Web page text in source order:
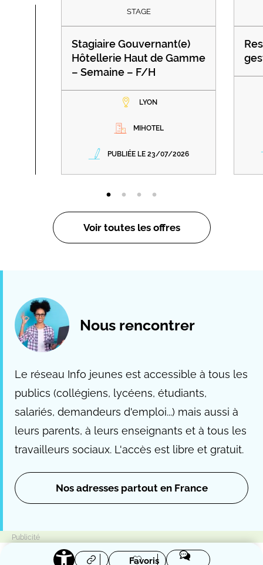
STAGE
Stagiaire Gouvernant(e)
Hôtellerie Haut de Gamme
– Semaine – F/H
LYON
MIHOTEL
PUBLIÉE LE 23/07/2026
Voir toutes les offres
Nous rencontrer
Le réseau Info jeunes est accessible à tous les
publics (collégiens, lycéens, étudiants,
salariés, demandeurs d'emploi...) mais aussi à
leurs parents, à leurs enseignants et à tous les
travailleurs sociaux. L'accès est libre et gratuit.
Nos adresses partout en France
Favoris